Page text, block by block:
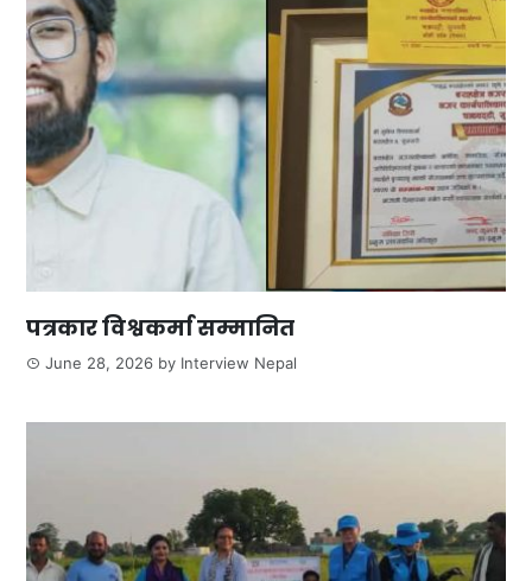
पत्रकार विश्वकर्मा सम्मानित
June 28, 2026 by Interview Nepal